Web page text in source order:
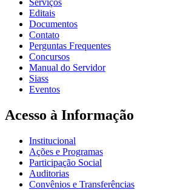
Serviços
Editais
Documentos
Contato
Perguntas Frequentes
Concursos
Manual do Servidor
Siass
Eventos
Acesso à Informação
Institucional
Ações e Programas
Participação Social
Auditorias
Convênios e Transferências